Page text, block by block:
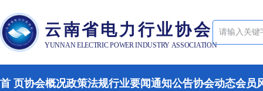
云南省电力行业协会
YUNNAN ELECTRIC POWER INDUSTRY ASSOCIATION
首 页协会概况政策法规行业要闻通知公告协会动态会员